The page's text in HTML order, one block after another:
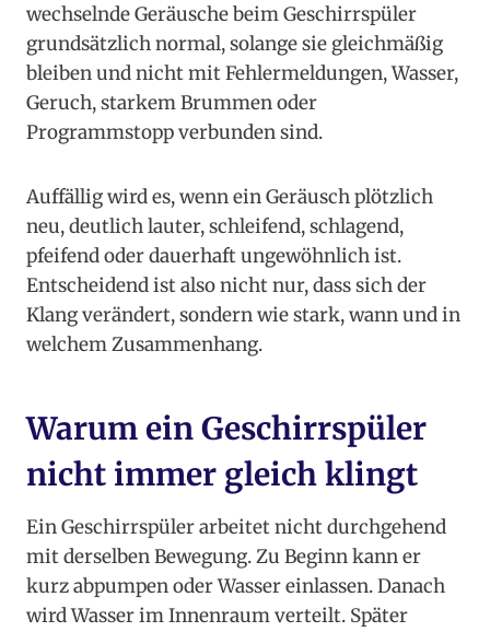
wechselnde Geräusche beim Geschirrspüler
grundsätzlich normal, solange sie gleichmäßig
bleiben und nicht mit Fehlermeldungen, Wasser,
Geruch, starkem Brummen oder
Programmstopp verbunden sind.
Auffällig wird es, wenn ein Geräusch plötzlich
neu, deutlich lauter, schleifend, schlagend,
pfeifend oder dauerhaft ungewöhnlich ist.
Entscheidend ist also nicht nur, dass sich der
Klang verändert, sondern wie stark, wann und in
welchem Zusammenhang.
Warum ein Geschirrspüler
nicht immer gleich klingt
Ein Geschirrspüler arbeitet nicht durchgehend
mit derselben Bewegung. Zu Beginn kann er
kurz abpumpen oder Wasser einlassen. Danach
wird Wasser im Innenraum verteilt. Später